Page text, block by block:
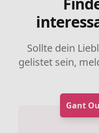
Sollte dein
gelistet sein,
Gant